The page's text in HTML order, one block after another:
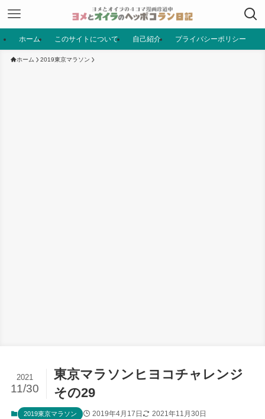
ホーム このサイトについて 自己紹介 プライバシーポリシー
ホーム 2019東京マラソン
東京マラソンヒヨコチャレンジ
その29
2021
11/30
2019東京マラソン 2019年4月17日 2021年11月30日